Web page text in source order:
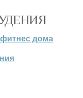
фитнес дома